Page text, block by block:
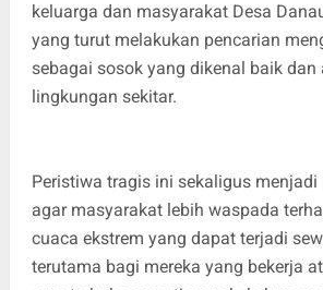
keluarga dan masyarakat Desa
yang turut melakukan pencarian
sebagai sosok yang dikenal baik dan
lingkungan sekitar.
Peristiwa tragis ini sekaligus
agar masyarakat lebih waspada
cuaca ekstrem yang dapat terjadi
terutama bagi mereka yang bekerja